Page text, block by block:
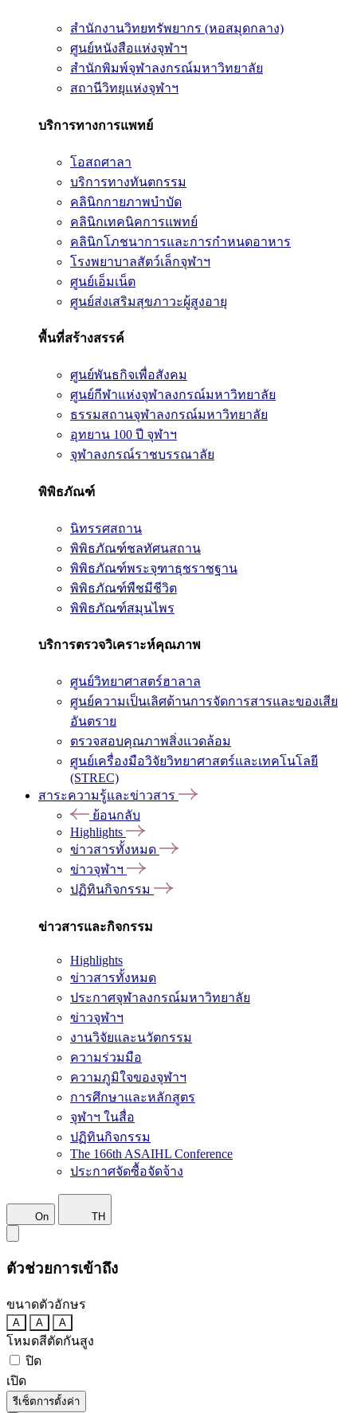
สำนักงานวิทยทรัพยากร (หอสมุดกลาง)
ศูนย์หนังสือแห่งจุฬาฯ
สำนักพิมพ์จุฬาลงกรณ์มหาวิทยาลัย
สถานีวิทยุแห่งจุฬาฯ
บริการทางการแพทย์
โอสถศาลา
บริการทางทันตกรรม
คลินิกกายภาพบำบัด
คลินิกเทคนิคการแพทย์
คลินิกโภชนาการและการกำหนดอาหาร
โรงพยาบาลสัตว์เล็กจุฬาฯ
ศูนย์เอ็มเน็ต
ศูนย์ส่งเสริมสุขภาวะผู้สูงอายุ
พื้นที่สร้างสรรค์
ศูนย์พันธกิจเพื่อสังคม
ศูนย์กีฬาแห่งจุฬาลงกรณ์มหาวิทยาลัย
ธรรมสถานจุฬาลงกรณ์มหาวิทยาลัย
อุทยาน 100 ปี จุฬาฯ
จุฬาลงกรณ์ราชบรรณาลัย
พิพิธภัณฑ์
นิทรรศสถาน
พิพิธภัณฑ์ชลทัศนสถาน
พิพิธภัณฑ์พระจุฑาธุชราชฐาน
พิพิธภัณฑ์พืชมีชีวิต
พิพิธภัณฑ์สมุนไพร
บริการตรวจวิเคราะห์คุณภาพ
ศูนย์วิทยาศาสตร์ฮาลาล
ศูนย์ความเป็นเลิศด้านการจัดการสารและของเสีย
อันตราย
ตรวจสอบคุณภาพสิ่งแวดล้อม
ศูนย์เครื่องมือวิจัยวิทยาศาสตร์และเทคโนโลยี
(STREC)
สาระความรู้และข่าวสาร
ย้อนกลับ
Highlights
ข่าวสารทั้งหมด
ข่าวจุฬาฯ
ปฏิทินกิจกรรม
ข่าวสารและกิจกรรม
Highlights
ข่าวสารทั้งหมด
ประกาศจุฬาลงกรณ์มหาวิทยาลัย
ข่าวจุฬาฯ
งานวิจัยและนวัตกรรม
ความร่วมมือ
ความภูมิใจของจุฬาฯ
การศึกษาและหลักสูตร
จุฬาฯ ในสื่อ
ปฏิทินกิจกรรม
The 166th ASAIHL Conference
ประกาศจัดซื้อจัดจ้าง
On TH
ตัวช่วยการเข้าถึง
ขนาดตัวอักษร
A A A
โหมดสีตัดกันสูง
ปิด
เปิด
รีเซ็ตการตั้งค่า